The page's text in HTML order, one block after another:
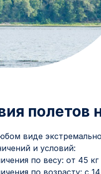
полетов
виде
и условий:
по весу: от 45 кг
по возрасту: с